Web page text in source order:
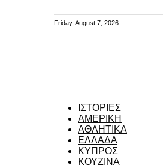
Friday, August 7, 2026
ΙΣΤΟΡΙΕΣ
ΑΜΕΡΙΚΗ
ΑΘΛΗΤΙΚΑ
ΕΛΛΑΔΑ
ΚΥΠΡΟΣ
ΚΟΥΖΙΝΑ